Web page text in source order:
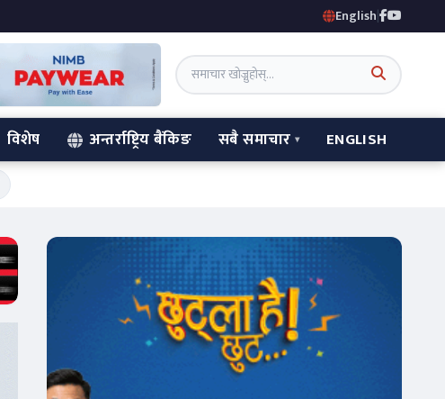
English|
विशेष अन्तर्राष्ट्रिय बैंकिङ सबै समाचार ENGLISH